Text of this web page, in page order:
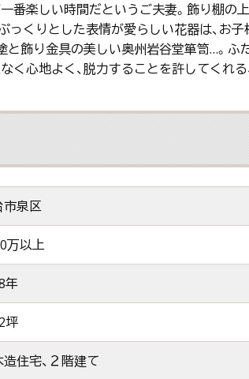
番楽しい時間だというご夫妻。飾り棚の
っくりとした表情が愛らしい花器は、お
と飾り金具の美しい奥州岩谷堂箪笥…。
く心地よく、脱力することを許してくれる
市泉区
万以上
年
坪
造住宅、２階建て